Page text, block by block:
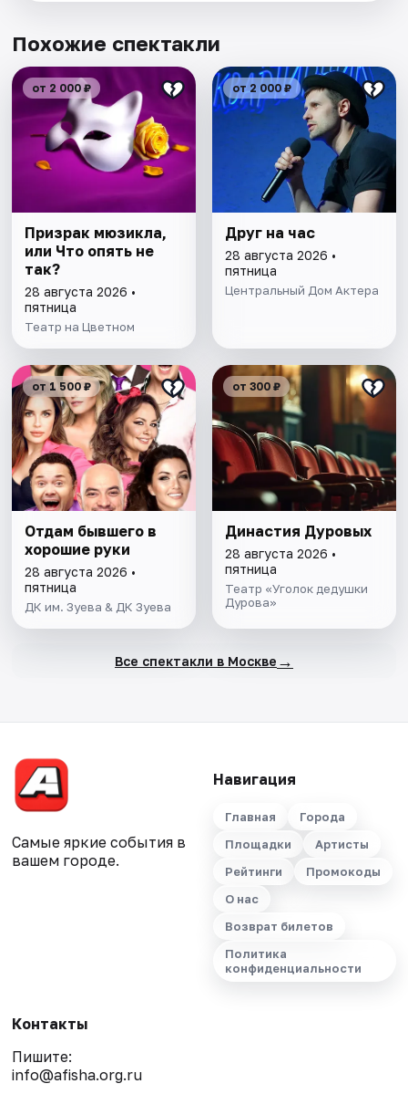
Похожие спектакли
от 2 000 ₽
Призрак мюзикла,
или Что опять не
так?
28 августа 2026 •
пятница
Театр на Цветном
от 2 000 ₽
Друг на час
28 августа 2026 •
пятница
Центральный Дом Актера
от 1 500 ₽
Отдам бывшего в
хорошие руки
28 августа 2026 •
пятница
ДК им. Зуева & ДК Зуева
от 300 ₽
Династия Дуровых
28 августа 2026 •
пятница
Театр «Уголок дедушки
Дурова»
Все спектакли в Москве →
Самые яркие события в
вашем городе.
Навигация
Главная
Города
Площадки
Артисты
Рейтинги
Промокоды
О нас
Возврат билетов
Политика
конфиденциальности
Контакты
Пишите:
info@afisha.org.ru